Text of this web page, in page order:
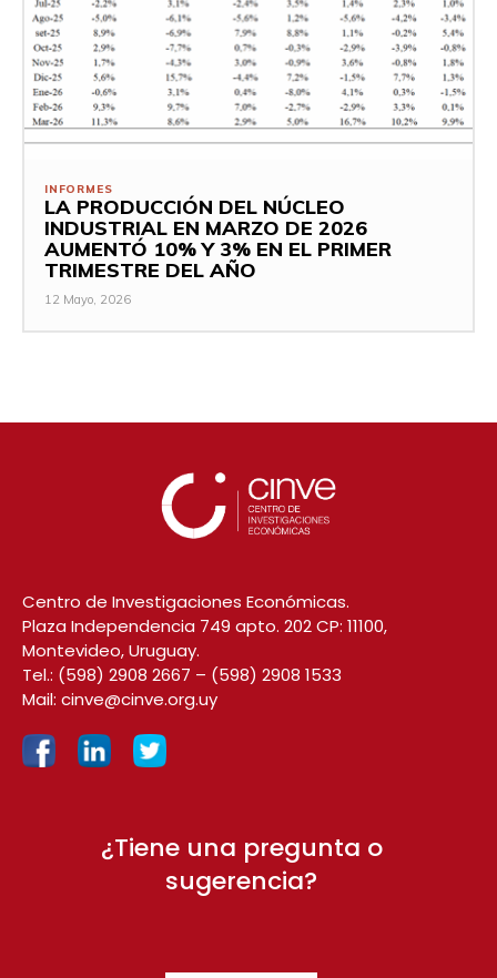
INFORMES
LA PRODUCCIÓN DEL NÚCLEO
INDUSTRIAL EN MARZO DE 2026
AUMENTÓ 10% Y 3% EN EL PRIMER
TRIMESTRE DEL AÑO
12 Mayo, 2026
Centro de Investigaciones Económicas.
Plaza Independencia 749 apto. 202 CP: 11100,
Montevideo, Uruguay.
Tel.: (598) 2908 2667 – (598) 2908 1533
Mail: cinve@cinve.org.uy
¿Tiene una pregunta o
sugerencia?